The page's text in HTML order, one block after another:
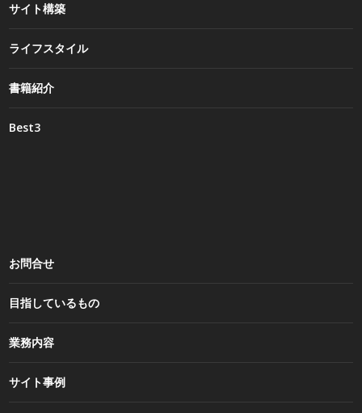
サイト構築
ライフスタイル
書籍紹介
Best3
お問合せ
目指しているもの
業務内容
サイト事例